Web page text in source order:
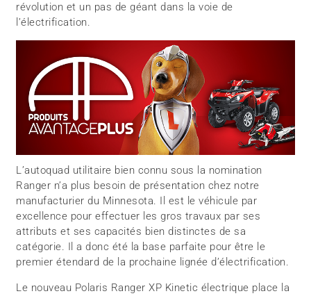
révolution et un pas de géant dans la voie de
l’électrification.
L’autoquad utilitaire bien connu sous la nomination
Ranger n’a plus besoin de présentation chez notre
manufacturier du Minnesota. Il est le véhicule par
excellence pour effectuer les gros travaux par ses
attributs et ses capacités bien distinctes de sa
catégorie. Il a donc été la base parfaite pour être le
premier étendard de la prochaine lignée d’électrification.
Le nouveau Polaris Ranger XP Kinetic électrique place la